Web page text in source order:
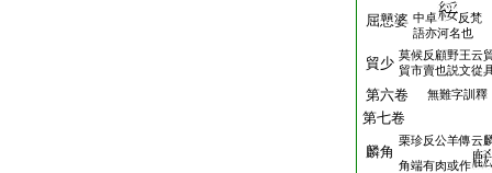
屈戅婆 中卓
反梵
語亦河名也
貿少 莫候反顧野王云
貿市賣也説文從
第六卷 無難字訓釋
第七卷
麟角
栗珍反公羊傳云
角端有肉或作